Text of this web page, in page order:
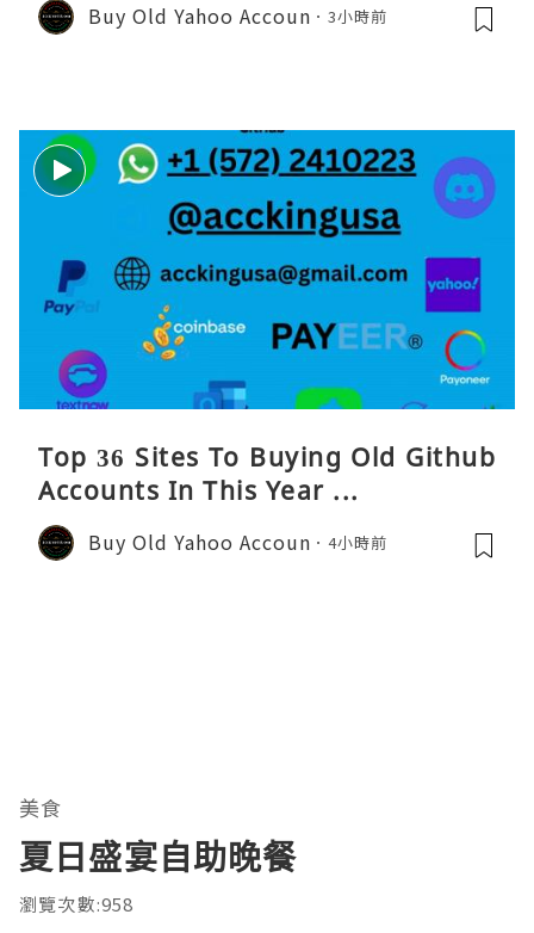
Buy Old Yahoo Accoun 3小時前
Top 36 Sites To Buying Old Github
Accounts In This Year ...
Buy Old Yahoo Accoun 4小時前
美食
夏日盛宴自助晚餐
瀏覽次數:958